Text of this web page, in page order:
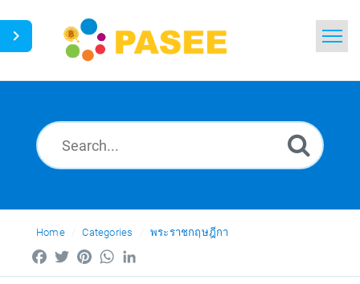
News
Ask a Question
Home Categories พระราชกฤษฎีกา
FacebookTwitterPinterestWhatsApp